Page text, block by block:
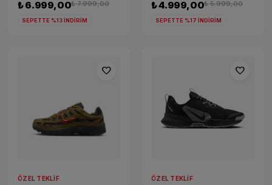
₺ 6.999,00₺ 7.999,00
SEPETTE %13 İNDİRİM
₺ 4.999,00₺ 5.999,00
SEPETTE %17 İNDİRİM
favorite
ÖZEL TEKLIF
favorite
ÖZEL TEKLIF